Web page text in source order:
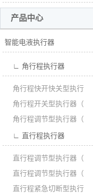
产品中心
智能电液执行器
∟ 角行程执行器
角行程快开快关型执行
角行程开关型执行器（
角行程调节型执行器（
∟ 直行程执行器
直行程调节型执行器（
直行程调节型执行器（
直行程紧急切断型执行